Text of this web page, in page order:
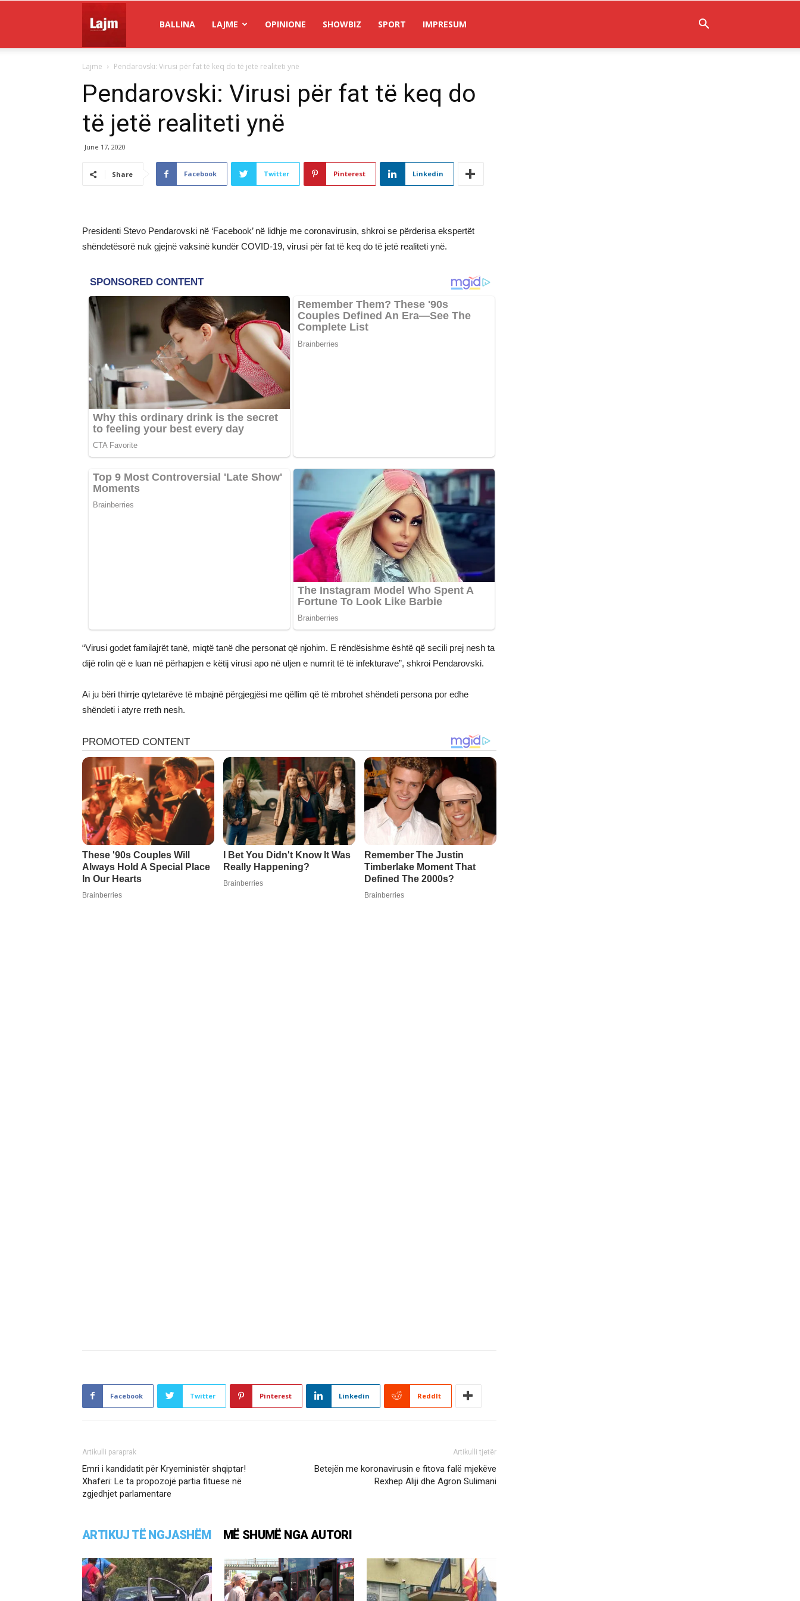
Lajm
BALLINA LAJME OPINIONE SHOWBIZ SPORT IMPRESUM
Lajme Pendarovski: Virusi për fat të keq do të jetë realiteti ynë
Pendarovski: Virusi për fat të keq do
të jetë realiteti ynë
June 17, 2020
Share Facebook Twitter Pinterest Linkedin
Presidenti Stevo Pendarovski në ‘Facebook’ në lidhje me coronavirusin, shkroi se përderisa ekspertët
shëndetësorë nuk gjejnë vaksinë kundër COVID-19, virusi për fat të keq do të jetë realiteti ynë.
“Virusi godet familajrët tanë, miqtë tanë dhe personat që njohim. E rëndësishme është që secili prej nesh ta
dijë rolin që e luan në përhapjen e këtij virusi apo në uljen e numrit të të infekturave”, shkroi Pendarovski.
Ai ju bëri thirrje qytetarëve të mbajnë përgjegjësi me qëllim që të mbrohet shëndeti persona por edhe
shëndeti i atyre rreth nesh.
Facebook Twitter Pinterest Linkedin ReddIt
Artikulli paraprak
Emri i kandidatit për Kryeministër shqiptar!
Xhaferi: Le ta propozojë partia fituese në
zgjedhjet parlamentare
Artikulli tjetër
Betejën me koronavirusin e fitova falë mjekëve
Rexhep Aliji dhe Agron Sulimani
ARTIKUJ TË NGJASHËM MË SHUMË NGA AUTORI